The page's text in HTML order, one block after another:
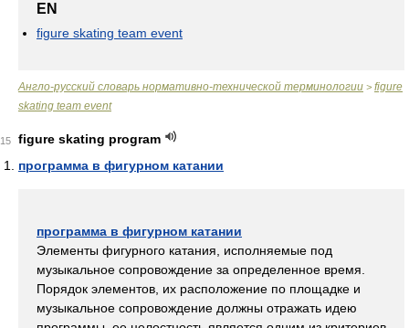
EN
figure skating team event
Англо-русский словарь нормативно-технической терминологии > figure
skating team event
15
figure skating program
программа в фигурном катании
программа в фигурном катании
Элементы фигурного катания, исполняемые под
музыкальное сопровождение за определенное время.
Порядок элементов, их расположение по площадке и
музыкальное сопровождение должны отражать идею